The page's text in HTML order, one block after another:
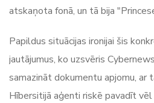
atskaņota fonā, un tā bija
Papildus situācijas ironijai šis
jautājumus, ko uzsvēris
samazināt dokumentu apjomu, ar
Hībersitijā aģenti riskē pavadīt vēl